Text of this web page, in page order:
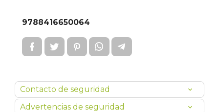
9788416650064
Contacto de seguridad
Advertencias de seguridad